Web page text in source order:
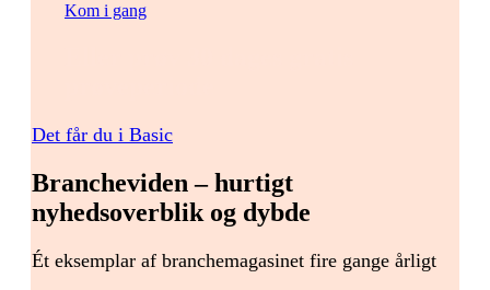
Kom i gang
Det får du i Basic
Brancheviden – hurtigt
nyhedsoverblik og dybde
Ét eksemplar af branchemagasinet fire gange årligt